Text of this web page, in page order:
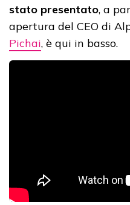
stato presentato, a
apertura del CEO di
Pichai, è qui in basso.